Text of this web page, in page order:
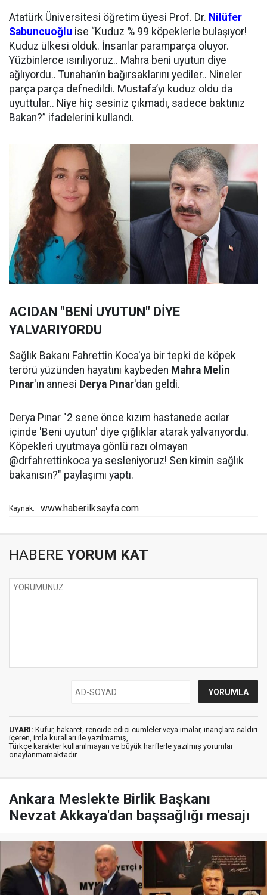
Atatürk Üniversitesi öğretim üyesi Prof. Dr. Nilüfer
Sabuncuoğlu ise “Kuduz % 99 köpeklerle bulaşıyor!
Kuduz ülkesi olduk. İnsanlar paramparça oluyor.
Yüzbinlerce ısırılıyoruz.. Mahra beni uyutun diye
ağlıyordu.. Tunahan’ın bağırsaklarını yediler.. Nineler
parça parça defnedildi. Mustafa’yı kuduz oldu da
uyuttular.. Niye hiç sesiniz çıkmadı, sadece baktınız
Bakan?” ifadelerini kullandı.
ACIDAN "BENİ UYUTUN" DİYE
YALVARIYORDU
Sağlık Bakanı Fahrettin Koca'ya bir tepki de köpek
terörü yüzünden hayatını kaybeden Mahra Melin
Pınar'ın annesi Derya Pınar'dan geldi.
Derya Pınar "2 sene önce kızım hastanede acılar
içinde 'Beni uyutun' diye çığlıklar atarak yalvarıyordu.
Köpekleri uyutmaya gönlü razı olmayan
@drfahrettinkoca ya sesleniyoruz! Sen kimin sağlık
bakanısın?" paylaşımı yaptı.
Kaynak: www.haberilksayfa.com
HABERE YORUM KAT
UYARI: Küfür, hakaret, rencide edici cümleler veya imalar, inançlara saldırı
içeren, imla kuralları ile yazılmamış,
Türkçe karakter kullanılmayan ve büyük harflerle yazılmış yorumlar
onaylanmamaktadır.
Ankara Meslekte Birlik Başkanı
Nevzat Akkaya'dan başsağlığı mesajı